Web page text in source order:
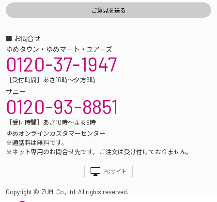
■ お問合せ
ゆめタウン・ゆめマート・ユアーズ
0120-37-1947
［受付時間］あさ10時～夕方6時
サニー
0120-93-8851
［受付時間］あさ10時～よる9時
ゆめオンラインカスタマーセンター
※通話料は無料です。
※ネット専用のお問合せ先です。ご注文は受け付けておりません。
PCサイト
Copyright © IZUMI Co.,Ltd. All rights reserved.